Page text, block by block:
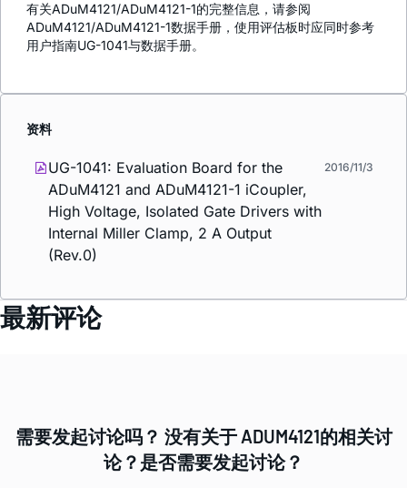
有关ADuM4121/ADuM4121-1的完整信息，请参阅
ADuM4121/ADuM4121-1数据手册，使用评估板时应同时参考
用户指南UG-1041与数据手册。
资料
UG-1041: Evaluation Board for the
ADuM4121 and ADuM4121-1 iCoupler,
High Voltage, Isolated Gate Drivers with
Internal Miller Clamp, 2 A Output
(Rev.0)
2016/11/3
最新评论
需要发起讨论吗？ 没有关于 ADUM4121的相关讨
论？是否需要发起讨论？